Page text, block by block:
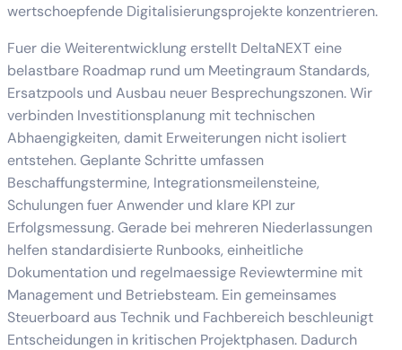
wertschoepfende Digitalisierungsprojekte konzentrieren.
Fuer die Weiterentwicklung erstellt DeltaNEXT eine
belastbare Roadmap rund um Meetingraum Standards,
Ersatzpools und Ausbau neuer Besprechungszonen. Wir
verbinden Investitionsplanung mit technischen
Abhaengigkeiten, damit Erweiterungen nicht isoliert
entstehen. Geplante Schritte umfassen
Beschaffungstermine, Integrationsmeilensteine,
Schulungen fuer Anwender und klare KPI zur
Erfolgsmessung. Gerade bei mehreren Niederlassungen
helfen standardisierte Runbooks, einheitliche
Dokumentation und regelmaessige Reviewtermine mit
Management und Betriebsteam. Ein gemeinsames
Steuerboard aus Technik und Fachbereich beschleunigt
Entscheidungen in kritischen Projektphasen. Dadurch